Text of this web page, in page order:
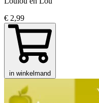
€ 2,99
in winkelmand